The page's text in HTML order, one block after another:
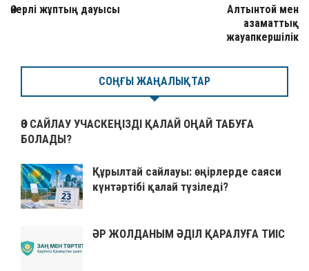
Өнерлі жұптың дауысы
Алтынтой мен
азаматтық
жауапкершілік
СОҢҒЫ ЖАҢАЛЫҚТАР
ӨЗ САЙЛАУ УЧАСКЕҢІЗДІ ҚАЛАЙ ОҢАЙ ТАБУҒА
БОЛАДЫ?
Құрылтай сайлауы: өңірлерде саяси
күнтәртібі қалай түзіледі?
ӘР ЖОЛДАНЫМ ӘДІЛ ҚАРАЛУҒА ТИІС